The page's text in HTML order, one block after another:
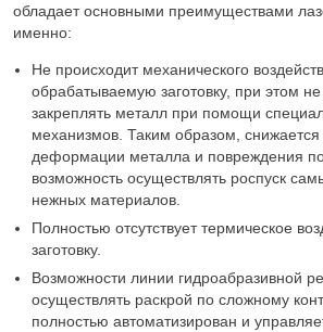
обладает основными преимуществами
именно:
Не происходит механического
обрабатываемую заготовку, при этом не
закреплять металл при помощи
механизмов. Таким образом, снижается
деформации металла и повреждения
возможность осуществлять роспуск
нежных материалов.
Полностью отсутствует термическое
заготовку.
Возможности линии гидроабразивной
осуществлять раскрой по сложному
полностью автоматизирован и